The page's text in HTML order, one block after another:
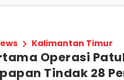
Kalimantan Timur
Operasi
Tindak 28